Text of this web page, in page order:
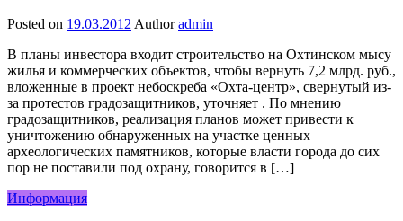
Posted on 19.03.2012 Author admin
В планы инвестора входит строительство на Охтинском мысу
жилья и коммерческих объектов, чтобы вернуть 7,2 млрд. руб.,
вложенные в проект небоскреба «Охта-центр», свернутый из-
за протестов градозащитников, уточняет . По мнению
градозащитников, реализация планов может привести к
уничтожению обнаруженных на участке ценных
археологических памятников, которые власти города до сих
пор не поставили под охрану, говорится в […]
Информация